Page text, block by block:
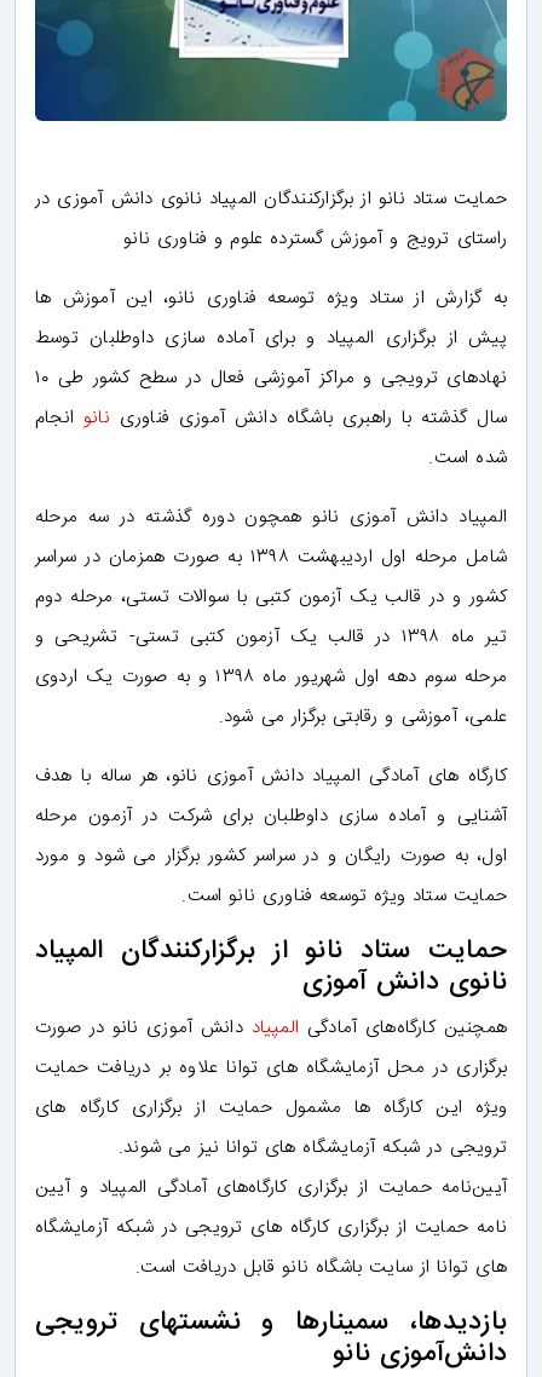
حمایت ستاد نانو از برگزارکنندگان المپیاد نانوی دانش آموزی در
راستای ترویج و آموزش گسترده علوم و فناوری نانو
به گزارش از ستاد ویژه توسعه فناوری نانو، این آموزش ‌ها
پیش از برگزاری المپیاد و برای آماده ‌سازی داوطلبان توسط
نهادهای ترویجی و مراکز آموزشی فعال در سطح کشور طی ۱۰
سال گذشته با راهبری باشگاه دانش آموزی فناوری نانو انجام
شده است.
المپیاد دانش آموزی نانو همچون دوره گذشته در سه مرحله
شامل مرحله اول اردیبهشت ۱۳۹۸ به ‌صورت همزمان در سراسر
کشور و در قالب یک آزمون کتبی با سوالات تستی، مرحله دوم
تیر ماه ۱۳۹۸ در قالب یک آزمون کتبی تستی- تشریحی و
مرحله سوم دهه اول شهریور ماه ۱۳۹۸ و به صورت یک اردوی
علمی، آموزشی و رقابتی برگزار می شود.
کارگاه ‌های آمادگی المپیاد دانش‌ آموزی نانو، هر ساله با هدف
آشنایی و آماده ‌سازی داوطلبان برای شرکت در آزمون مرحله
اول، به صورت رایگان و در سراسر کشور برگزار می‌ شود و مورد
حمایت ستاد ویژه توسعه فناوری نانو است.
حمایت ستاد نانو از برگزارکنندگان المپیاد
نانوی دانش آموزی
همچنین کارگاه‌های آمادگی المپیاد دانش ‌آموزی نانو در صورت
برگزاری در محل آزمایشگاه ‌های توانا علاوه بر دریافت حمایت
ویژه این کارگاه‌ ها مشمول حمایت از برگزاری کارگاه‌ های
ترویجی در شبکه آزمایشگاه‌ های توانا نیز می ‌شوند.
آیین‌نامه حمایت از برگزاری کارگاه‌های آمادگی المپیاد و آیین
‌نامه حمایت از برگزاری کارگاه ‌های ترویجی در شبکه آزمایشگاه
‌های توانا از سایت باشگاه نانو قابل دریافت است.
بازدیدها، سمینارها و نشست‏های ترویجی
دانش‌آموزی نانو